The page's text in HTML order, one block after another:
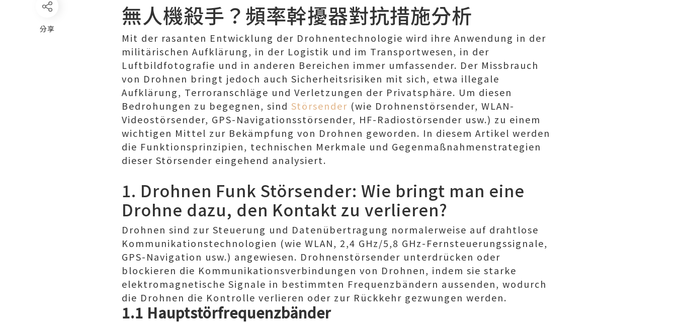
分享 無人機殺手？頻率幹擾器對抗措施分析
Mit der rasanten Entwicklung der Drohnentechnologie wird ihre Anwendung in der
militärischen Aufklärung, in der Logistik und im Transportwesen, in der
Luftbildfotografie und in anderen Bereichen immer umfassender. Der Missbrauch
von Drohnen bringt jedoch auch Sicherheitsrisiken mit sich, etwa illegale
Aufklärung, Terroranschläge und Verletzungen der Privatsphäre. Um diesen
Bedrohungen zu begegnen, sind Störsender (wie Drohnenstörsender, WLAN-
Videostörsender, GPS-Navigationsstörsender, HF-Radiostörsender usw.) zu einem
wichtigen Mittel zur Bekämpfung von Drohnen geworden. In diesem Artikel werden
die Funktionsprinzipien, technischen Merkmale und Gegenmaßnahmenstrategien
dieser Störsender eingehend analysiert.
1. Drohnen Funk Störsender: Wie bringt man eine
Drohne dazu, den Kontakt zu verlieren?
Drohnen sind zur Steuerung und Datenübertragung normalerweise auf drahtlose
Kommunikationstechnologien (wie WLAN, 2,4 GHz/5,8 GHz-Fernsteuerungssignale,
GPS-Navigation usw.) angewiesen. Drohnenstörsender unterdrücken oder
blockieren die Kommunikationsverbindungen von Drohnen, indem sie starke
elektromagnetische Signale in bestimmten Frequenzbändern aussenden, wodurch
die Drohnen die Kontrolle verlieren oder zur Rückkehr gezwungen werden.
1.1 Hauptstörfrequenzbänder